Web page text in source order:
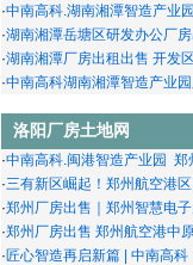
·中南高科.湖南湘潭智造产业
·湖南湘潭岳塘区研发办公厂
·湖南湘潭厂房出租出售 开发
·中南高科湖南湘潭智造产业
洛阳厂房土地网
·中南高科.闽港智造产业园
·三有新区崛起！郑州航空港
·郑州厂房出售｜郑州智慧电
·郑州厂房出售 郑州航空港中
· 匠心智造再启新篇 | 中南高